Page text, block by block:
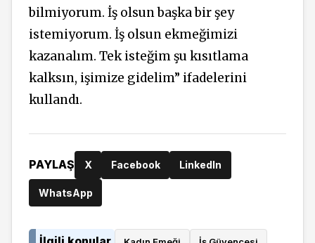
bilmiyorum. İş olsun başka bir şey
istemiyorum. İş olsun ekmeğimizi
kazanalım. Tek isteğim şu kısıtlama
kalksın, işimize gidelim” ifadelerini
kullandı.
PAYLAŞ X Facebook LinkedIn
WhatsApp